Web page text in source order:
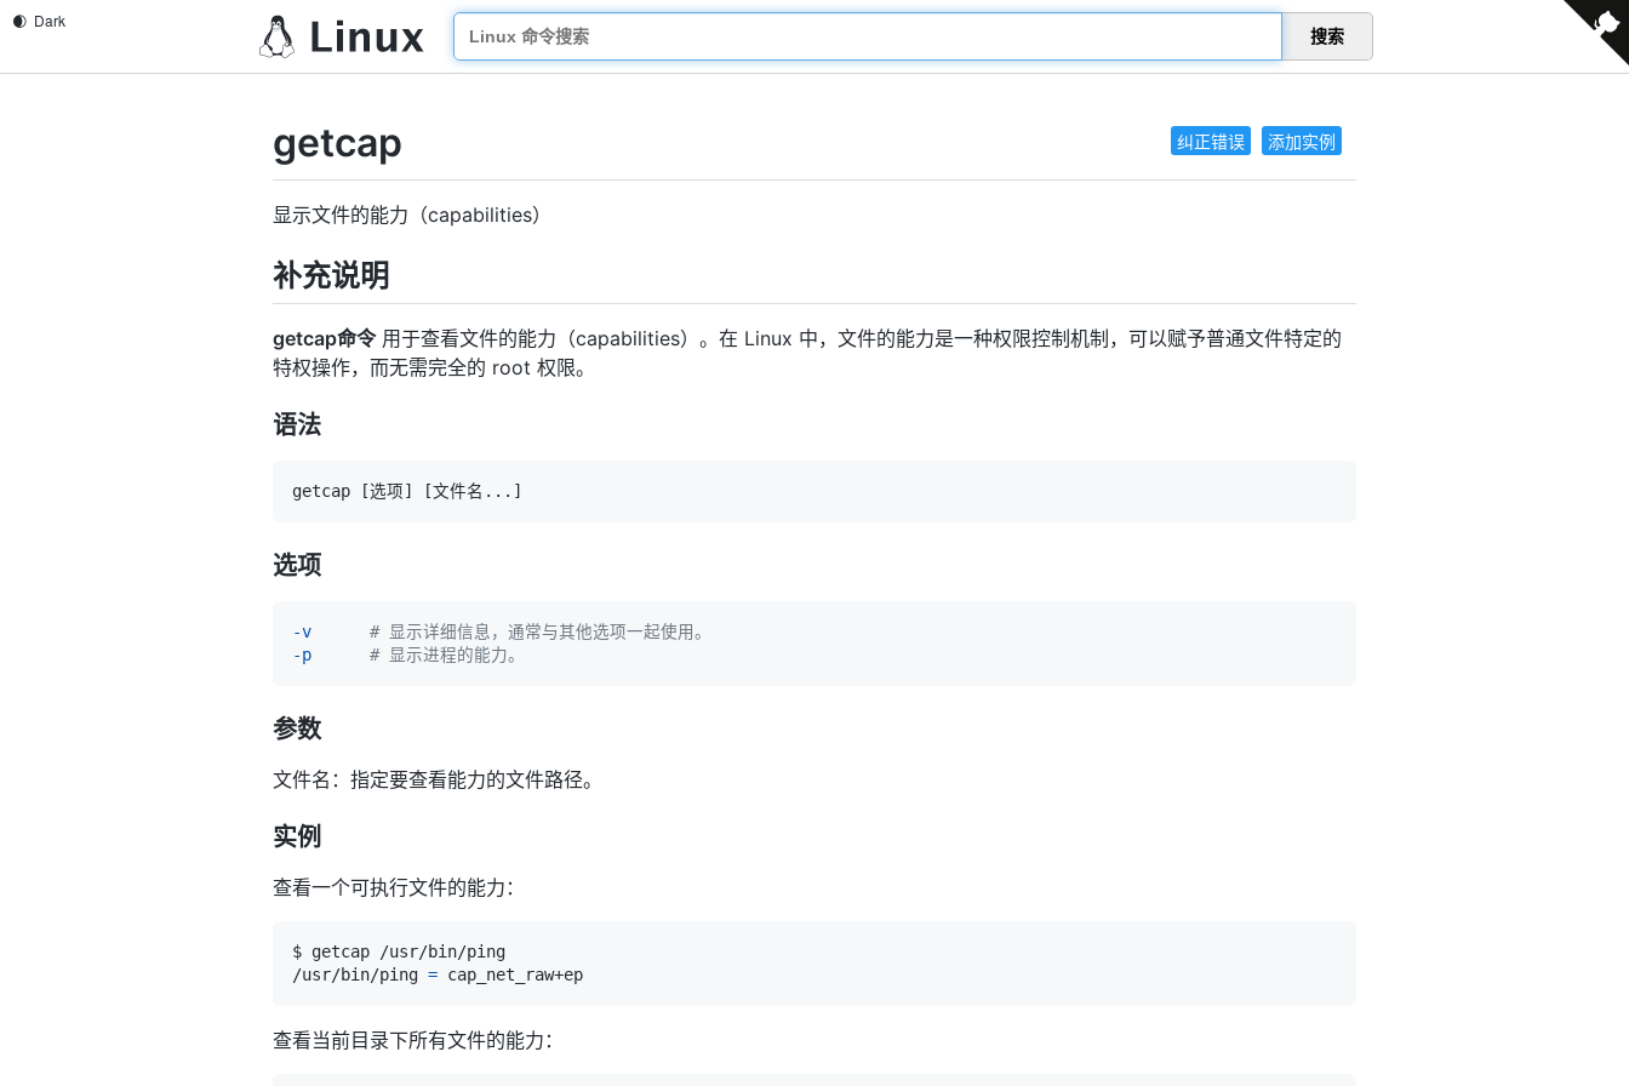
搜索
纠正错误 添加实例
getcap
显示文件的能力（capabilities）
补充说明
getcap命令用于查看文件的能力（capabilities）。在 Linux 中，文件的能力是一种权限控制机制，可以赋予普通文件特定的
特权操作，而无需完全的 root 权限。
语法
getcap [选项] [文件名 .. . ]
选项
-v
# 显示详细信息，通常与其他选项一起使用。
-p
# 显示进程的能力。
参数
文件名：指定要查看能力的文件路径。
实例
查看一个可执行文件的能力：
/usr/bin/ping =
查看当前目录下所有文件的能力：